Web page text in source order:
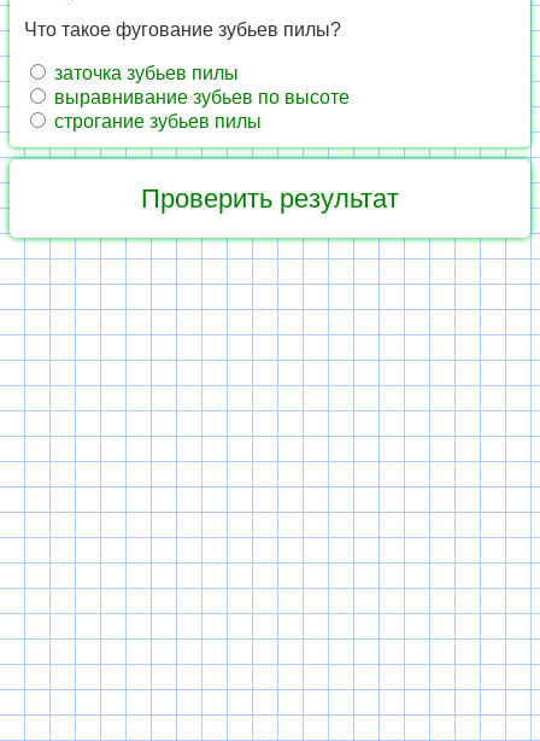
Что такое фугование зубьев пилы?
заточка зубьев пилы
выравнивание зубьев по высоте
строгание зубьев пилы